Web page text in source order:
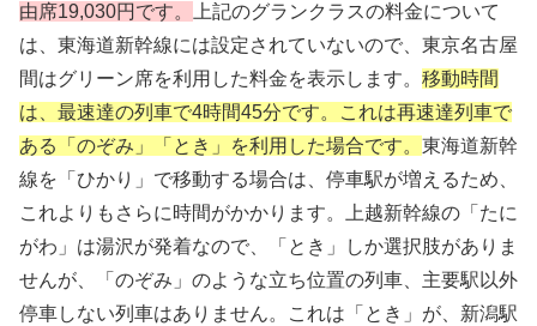
由席19,030円です。 上記のグランクラスの料金について
は、東海道新幹線には設定されていないので、東京名古屋
間はグリーン席を利用した料金を表示します。 移動時間
は、最速達の列車で4時間45分です。これは再速達列車で
ある「のぞみ」「とき」を利用した場合です。 東海道新幹
線を「ひかり」で移動する場合は、停車駅が増えるため、
これよりもさらに時間がかかります。上越新幹線の「たに
がわ」は湯沢が発着なので、「とき」しか選択肢がありま
せんが、「のぞみ」のような立ち位置の列車、主要駅以外
停車しない列車はありません。これは「とき」が、新潟駅